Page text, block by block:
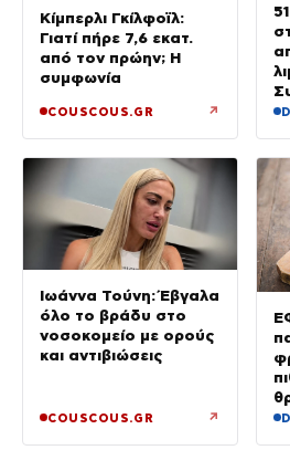
Κίμπερλι Γκίλφοϊλ:
Γιατί πήρε 7,6 εκατ.
από τον πρώην; Η
συμφωνία
COUSCOUS.GR ↗
Ιωάννα Τούνη: Έβγαλα
όλο το βράδυ στο
νοσοκομείο με ορούς
και αντιβιώσεις
COUSCOUS.GR ↗